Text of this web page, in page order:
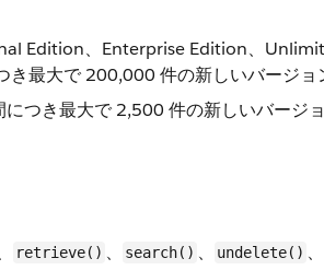
Edition、Enterprise Edition、
最大で 200,000 件の新しいバージョ
つき最大で 2,500 件の新しいバージョ
retrieve() 、 search() 、 undelete() 、